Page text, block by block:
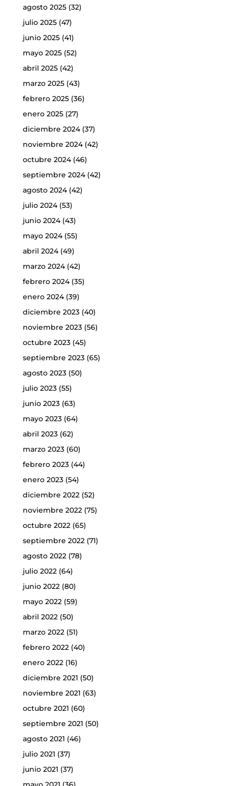
agosto 2025(32)
julio 2025(47)
junio 2025(41)
mayo 2025(52)
abril 2025(42)
marzo 2025(43)
febrero 2025(36)
enero 2025(27)
diciembre 2024(37)
noviembre 2024(42)
octubre 2024(46)
septiembre 2024(42)
agosto 2024(42)
julio 2024(53)
junio 2024(43)
mayo 2024(55)
abril 2024(49)
marzo 2024(42)
febrero 2024(35)
enero 2024(39)
diciembre 2023(40)
noviembre 2023(56)
octubre 2023(45)
septiembre 2023(65)
agosto 2023(50)
julio 2023(55)
junio 2023(63)
mayo 2023(64)
abril 2023(62)
marzo 2023(60)
febrero 2023(44)
enero 2023(54)
diciembre 2022(52)
noviembre 2022(75)
octubre 2022(65)
septiembre 2022(71)
agosto 2022(78)
julio 2022(64)
junio 2022(80)
mayo 2022(59)
abril 2022(50)
marzo 2022(51)
febrero 2022(40)
enero 2022(16)
diciembre 2021 (50)
noviembre 2021 (63)
octubre 2021 (60)
septiembre 2021 (50)
agosto 2021 (46)
julio 2021 (37)
junio 2021 (37)